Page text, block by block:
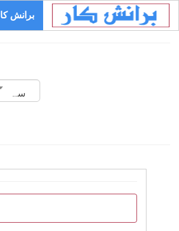
برانش
سنة الصنع